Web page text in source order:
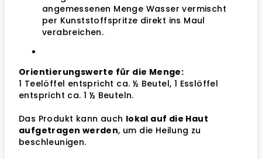
angemessenen Menge Wasser vermischt
per Kunststoffspritze direkt ins Maul
verabreichen.
Orientierungswerte für die Menge:
1 Teelöffel entspricht ca. ½ Beutel, 1 Esslöffel
entspricht ca. 1 ½ Beuteln.
Das Produkt kann auch lokal auf die Haut
aufgetragen werden, um die Heilung zu
beschleunigen.